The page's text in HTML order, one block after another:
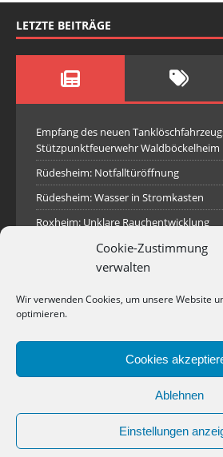
Cookie-Zustimmung
verwalten
Wir verwenden Cookies, um unsere Website
optimieren.
Cookies
Ablehnen
Einstellungen
LETZTE BEITRÄGE
Empfang des neuen
Stützpunktfeuerwehr Waldböckelheim
Rüdesheim: Notfalltüröffnung
Rüdesheim: Wasser in Stromkasten
Roxheim: Unklare Rauchentwicklung
Sprendlingen: Überörtliche Hilfe bei
Sprendlingen
Rüdesheim: Aufgerissener Dieseltank
Industriepark Pferdsfeld: Brand eines
Copyright © 2026 | WordPress